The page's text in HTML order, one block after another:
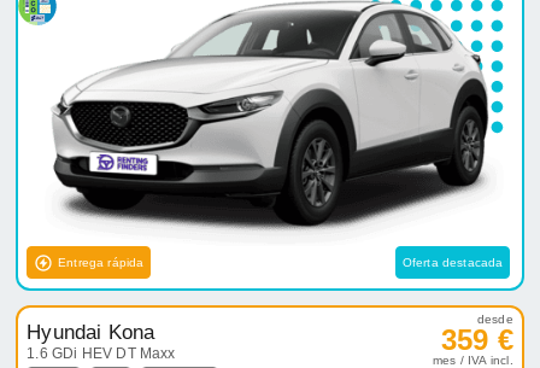
Entrega rápida Oferta destacada
Hyundai Kona
1.6 GDi HEV DT Maxx
desde
359 €
mes / IVA incl.